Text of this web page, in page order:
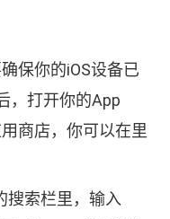
保你的iOS设备已
，打开你的App
商店，你可以在里
搜索栏里，输入